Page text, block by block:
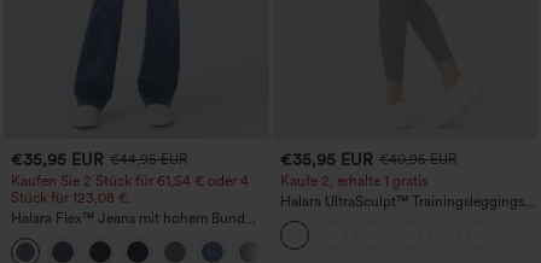
€35,95 EUR €44,95 EUR
Kaufen Sie 2 Stück für 61,54 € oder 4
Stück für 123,08 €.
Halara Flex™ Jeans mit hohem Bund
und Taschen, gewaschener, lässiger
Bootcut
€35,95 EUR €40,95 EUR
Kaufe 2, erhalte 1 gratis
Halara UltraSculpt™ Trainingsleggings
mit hohem Bund – raffende Push-up-
Po-Form, Bauchkontrolle, Taschen und
formende Passform